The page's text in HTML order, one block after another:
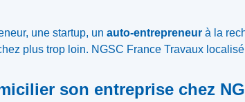
une startup, un auto-entrepreneur à la
plus trop loin. NGSC France Travaux
son entreprise chez